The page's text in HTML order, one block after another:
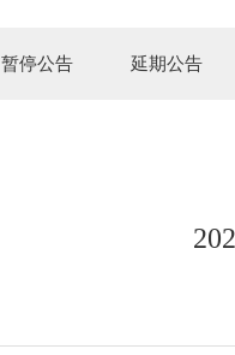
暂停公告 延期公告